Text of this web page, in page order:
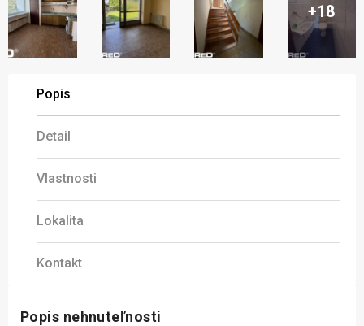
+18
Popis
Detail
Vlastnosti
Lokalita
Kontakt
Popis nehnuteľnosti